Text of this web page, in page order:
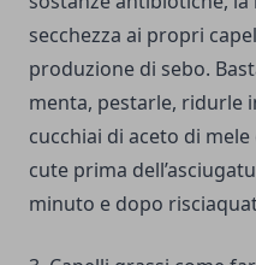
secchezza ai propri
produzione di sebo.
menta, pestarle, ridurle
cucchiai di aceto di
cute prima
minuto e dopo